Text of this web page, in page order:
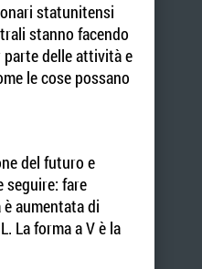
statunitensi
stanno facendo
delle attività e
le cose possano
del futuro e
seguire: fare
aumentata di
La forma a V è la